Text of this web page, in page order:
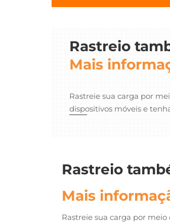
Rastreio
Mais
Rastreie sua carga por
dispositivos móveis e
Rastreio
Mais
Rastreie sua carga por